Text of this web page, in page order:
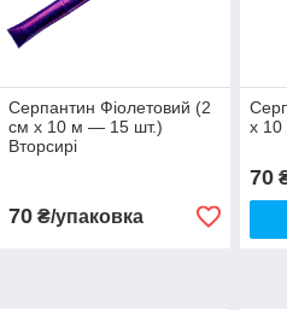
Серпантин Фіолетовий (2
см x 10 м — 15 шт.)
Вторсирі
70₴/упаковка
x 10
70